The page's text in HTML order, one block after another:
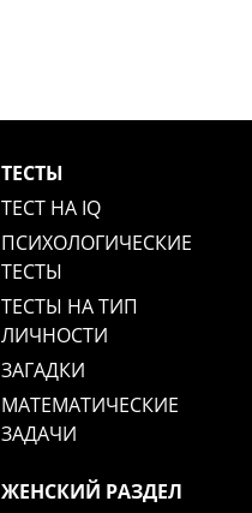
ТЕСТЫ
ТЕСТ НА IQ
ПСИХОЛОГИЧЕСКИЕ
ТЕСТЫ
ТЕСТЫ НА ТИП
ЛИЧНОСТИ
ЗАГАДКИ
МАТЕМАТИЧЕСКИЕ
ЗАДАЧИ
ЖЕНСКИЙ РАЗДЕЛ